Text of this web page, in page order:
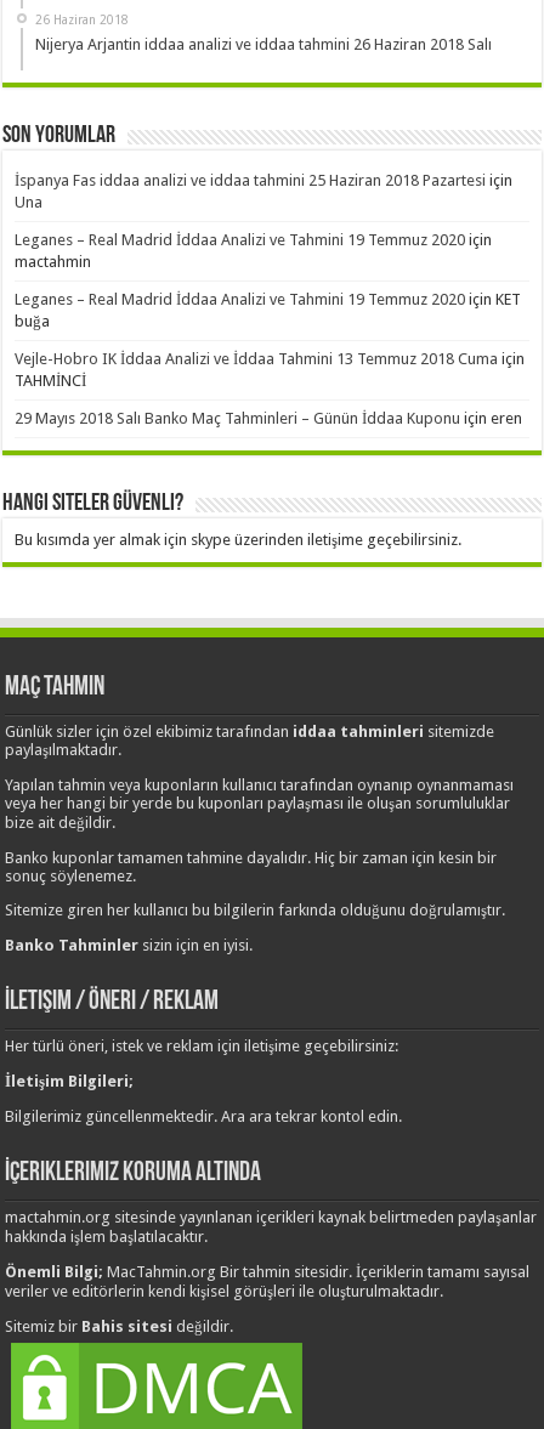
26 Haziran 2018
Nijerya Arjantin iddaa analizi ve iddaa tahmini 26 Haziran 2018 Salı
Son Yorumlar
İspanya Fas iddaa analizi ve iddaa tahmini 25 Haziran 2018 Pazartesi için
Una
Leganes – Real Madrid İddaa Analizi ve Tahmini 19 Temmuz 2020 için
mactahmin
Leganes – Real Madrid İddaa Analizi ve Tahmini 19 Temmuz 2020 içinKET
buğa
Vejle-Hobro IK İddaa Analizi ve İddaa Tahmini 13 Temmuz 2018 Cuma için
TAHMİNCİ
29 Mayıs 2018 Salı Banko Maç Tahminleri – Günün İddaa Kuponu içineren
Hangi Siteler Güvenli?
Bu kısımda yer almak için skype üzerinden iletişime geçebilirsiniz.
Maç Tahmin
Günlük sizler için özel ekibimiz tarafından iddaa tahminleri sitemizde
paylaşılmaktadır.
Yapılan tahmin veya kuponların kullanıcı tarafından oynanıp oynanmaması
veya her hangi bir yerde bu kuponları paylaşması ile oluşan sorumluluklar
bize ait değildir.
Banko kuponlar tamamen tahmine dayalıdır. Hiç bir zaman için kesin bir
sonuç söylenemez.
Sitemize giren her kullanıcı bu bilgilerin farkında olduğunu doğrulamıştır.
Banko Tahminler sizin için en iyisi.
İletişim / Öneri / Reklam
Her türlü öneri, istek ve reklam için iletişime geçebilirsiniz:
İletişim Bilgileri;
Bilgilerimiz güncellenmektedir. Ara ara tekrar kontol edin.
İçeriklerimiz Koruma Altında
mactahmin.org sitesinde yayınlanan içerikleri kaynak belirtmeden paylaşanlar
hakkında işlem başlatılacaktır.
Önemli Bilgi;MacTahmin.org Bir tahmin sitesidir. İçeriklerin tamamı sayısal
veriler ve editörlerin kendi kişisel görüşleri ile oluşturulmaktadır.
Sitemiz bir Bahis sitesi değildir.